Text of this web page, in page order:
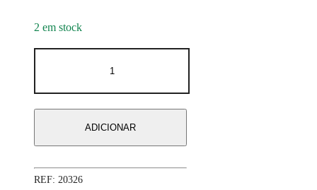
2 em stock
de
SHAVER
METAL
FXONE
-
ADICIONAR
REF: 20326